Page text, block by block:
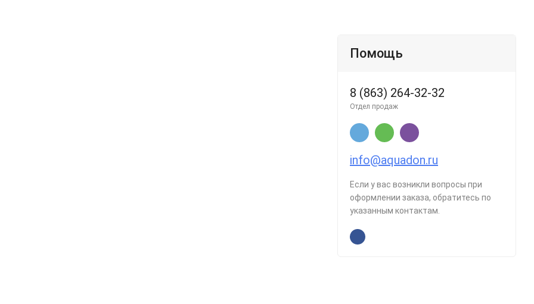
Помощь
8 (863) 264-32-32
Отдел продаж
info@aquadon.ru
Если у вас возникли вопросы при
оформлении заказа, обратитесь по
указанным контактам.